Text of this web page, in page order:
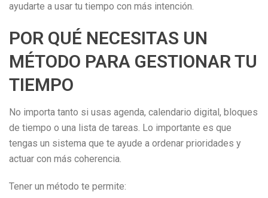
ayudarte a usar tu tiempo con más intención.
POR QUÉ NECESITAS UN
MÉTODO PARA GESTIONAR TU
TIEMPO
No importa tanto si usas agenda, calendario digital, bloques
de tiempo o una lista de tareas. Lo importante es que
tengas un sistema que te ayude a ordenar prioridades y
actuar con más coherencia.
Tener un método te permite: